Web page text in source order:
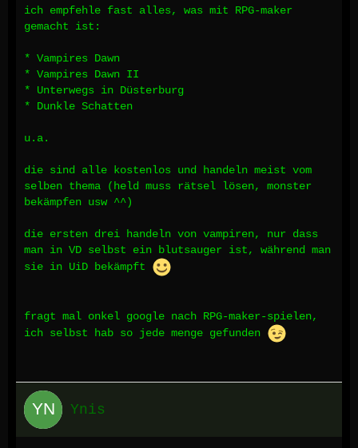
ich empfehle fast alles, was mit RPG-maker
gemacht ist:
* Vampires Dawn
* Vampires Dawn II
* Unterwegs in Düsterburg
* Dunkle Schatten
u.a.
die sind alle kostenlos und handeln meist vom
selben thema (held muss rätsel lösen, monster
bekämpfen usw ^^)
die ersten drei handeln von vampiren, nur dass
man in VD selbst ein blutsauger ist, während man
sie in UiD bekämpft
fragt mal onkel google nach RPG-maker-spielen,
ich selbst hab so jede menge gefunden
Ynis